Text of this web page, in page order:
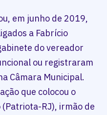
em junho de 2019,
a Fabrício
do vereador
ou registraram
Câmara Municipal.
que colocou o
RJ), irmão de